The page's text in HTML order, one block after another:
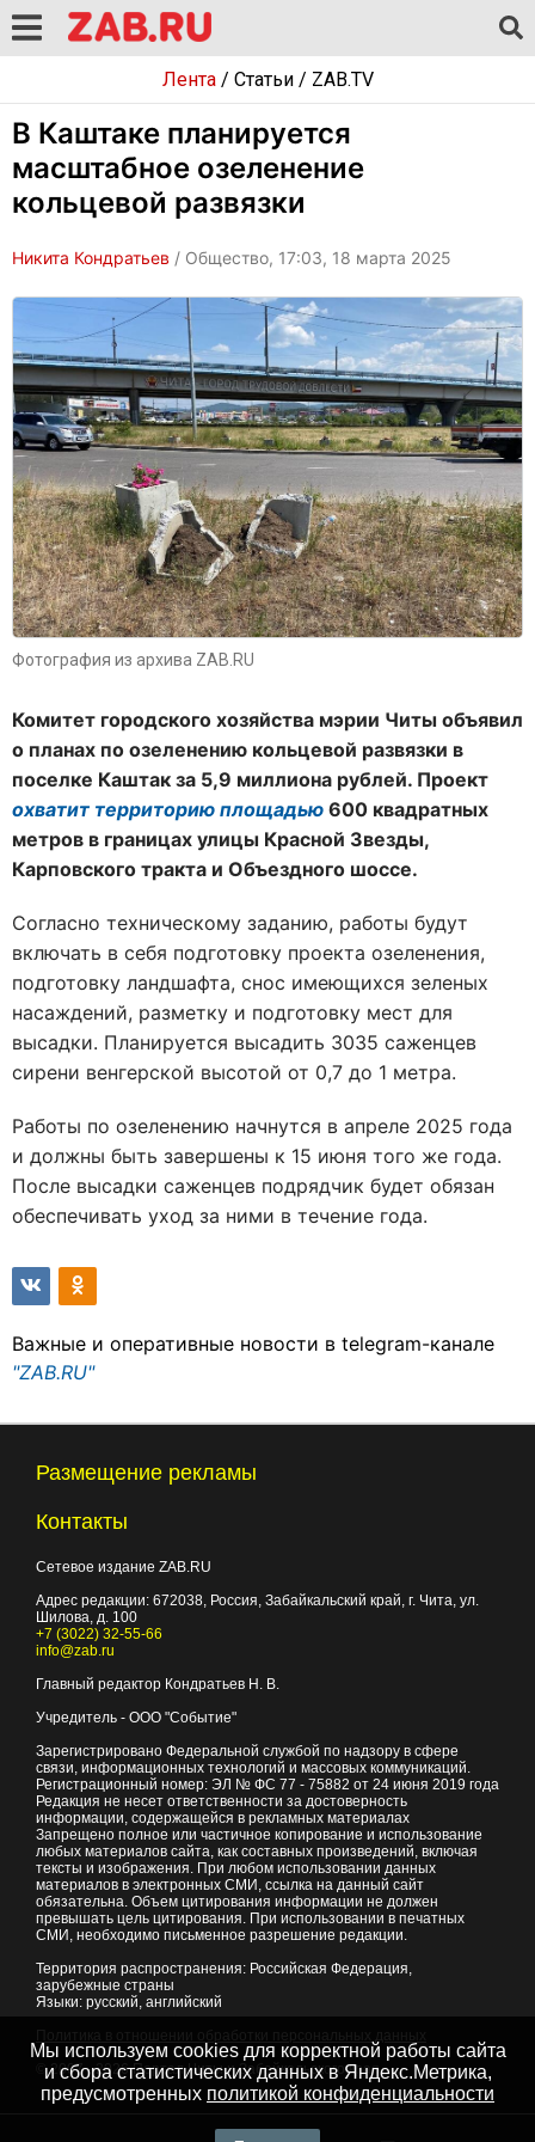
Лента/ Статьи/ ZAB.TV
В Каштаке планируется
масштабное озеленение
кольцевой развязки
Никита Кондратьев / Общество, 17:03, 18 марта 2025
Фотография из архива ZAB.RU
Комитет городского хозяйства мэрии Читы объявил
о планах по озеленению кольцевой развязки в
поселке Каштак за 5,9 миллиона рублей. Проект
охватит территорию площадью 600 квадратных
метров в границах улицы Красной Звезды,
Карповского тракта и Объездного шоссе.
Согласно техническому заданию, работы будут
включать в себя подготовку проекта озеленения,
подготовку ландшафта, снос имеющихся зеленых
насаждений, разметку и подготовку мест для
высадки. Планируется высадить 3035 саженцев
сирени венгерской высотой от 0,7 до 1 метра.
Работы по озеленению начнутся в апреле 2025 года
и должны быть завершены к 15 июня того же года.
После высадки саженцев подрядчик будет обязан
обеспечивать уход за ними в течение года.
Важные и оперативные новости в telegram-канале
"ZAB.RU"
Размещение рекламы
Контакты
Сетевое издание ZAB.RU
Адрес редакции: 672038 , Россия, Забайкальский край, г. Чита ул.
Шилова, д. 100
+7 (3022) 32-55-66
info@zab.ru
Главный редактор Кондратьев Н. В.
Учредитель - ООО "Событие"
Зарегистрировано Федеральной службой по надзору в сфере
связи, информационных технологий и массовых коммуникаций.
Регистрационный номер: ЭЛ № ФС 77 - 75882 от 24 июня 2019 года
Редакция не несет ответственности за достоверность
информации, содержащейся в рекламных материалах
Запрещено полное или частичное копирование и использование
любых материалов сайта, как составных произведений, включая
тексты и изображения. При любом использовании данных
материалов в электронных СМИ, ссылка на данный сайт
обязательна. Объем цитирования информации не должен
превышать цель цитирования. При использовании в печатных
СМИ, необходимо письменное разрешение редакции.
Территория распространения: Российская Федерация,
зарубежные страны
Языки: русский, английский
© 2007 - 2026Портал Читы и Забайкальского края
Мы используем cookies для корректной работы сайта
и сбора статистических данных в Яндекс.Метрика,
предусмотренных политикой конфиденциальности